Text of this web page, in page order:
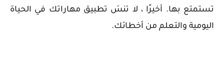
تستمتع بها. أخيرًا ، لا تنسَ تطبيق مهاراتك في الحياة
اليومية والتعلم من أخطائك.